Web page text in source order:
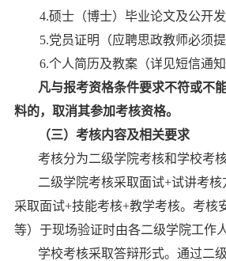
4.硕士（博士）毕业论文及公开
5.党员证明（应聘思政教师必须提
6.个人简历及教案（详见短信通知
凡与报考资格条件要求不符或不
料的，取消其参加考核资格。
（三）考核内容及相关要求
考核分为二级学院考核和学校考
二级学院考核采取面试+试讲考核
采取面试+技能考核+教学考核。 考核
等）于现场验证时由各二级学院工作
学校考核采取答辩形式。 通过二